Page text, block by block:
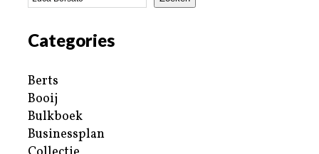
Categories
Berts
Booij
Bulkboek
Businessplan